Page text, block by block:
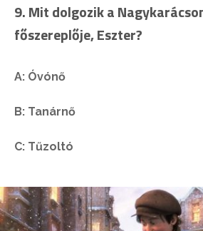
9. Mit dolgozik a
főszereplője, Eszter?
A: Óvónő
B: Tanárnő
C: Tűzoltó